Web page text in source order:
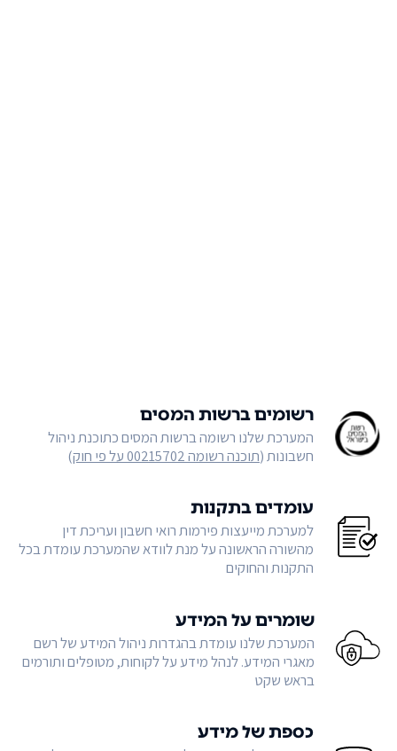
רשומים ברשות המסים
המערכת שלנו רשומה ברשות המסים כתוכנת ניהול
חשבונות (תוכנה רשומה 00215702 על פי חוק )
עומדים בתקנות
למערכת מייעצות פירמות רואי חשבון ועריכת דין
מהשורה הראשונה על מנת לוודא שהמערכת עומדת בכל
התקנות והחוקים
שומרים על המידע
המערכת שלנו עומדת בהגדרות ניהול המידע של רשם
מאגרי המידע. לנהל מידע על לקוחות, מטופלים ותורמים
בראש שקט
כספת של מידע